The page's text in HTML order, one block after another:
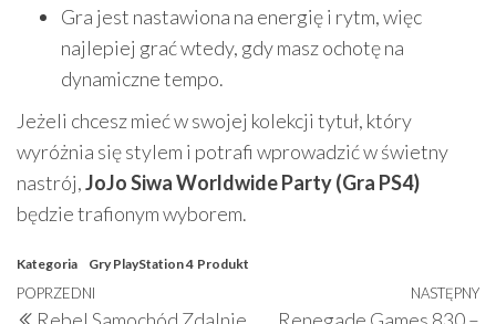
Gra jest nastawiona na energię i rytm, więc
najlepiej grać wtedy, gdy masz ochotę na
dynamiczne tempo.
Jeżeli chcesz mieć w swojej kolekcji tytuł, który
wyróżnia się stylem i potrafi wprowadzić w świetny
nastrój,JoJo Siwa Worldwide Party (Gra PS4)
będzie trafionym wyborem.
Kategoria Gry PlayStation 4 Produkt
Nawigacja
Poprzedni
POPRZEDNI NASTĘPNY